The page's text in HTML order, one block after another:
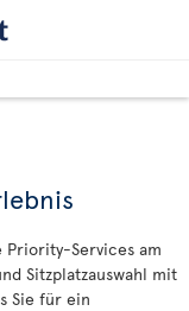
Priority-Services am
Sitzplatzauswahl mit
Sie für ein